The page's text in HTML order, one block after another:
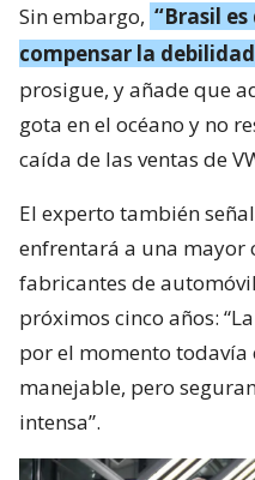
Sin embargo, “Brasil
compensar la
prosigue, y añade que
gota en el océano y no
caída de las ventas de
El experto también
enfrentará a una mayor
fabricantes de
próximos cinco años:
por el momento todavía
manejable, pero
intensa”.